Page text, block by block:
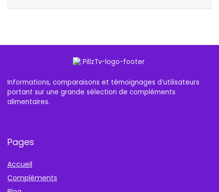
Informations, comparaisons et témoignages d’utilisateurs
portant sur une grande sélection de compléments
alimentaires.
Pages
Accueil
Compléments